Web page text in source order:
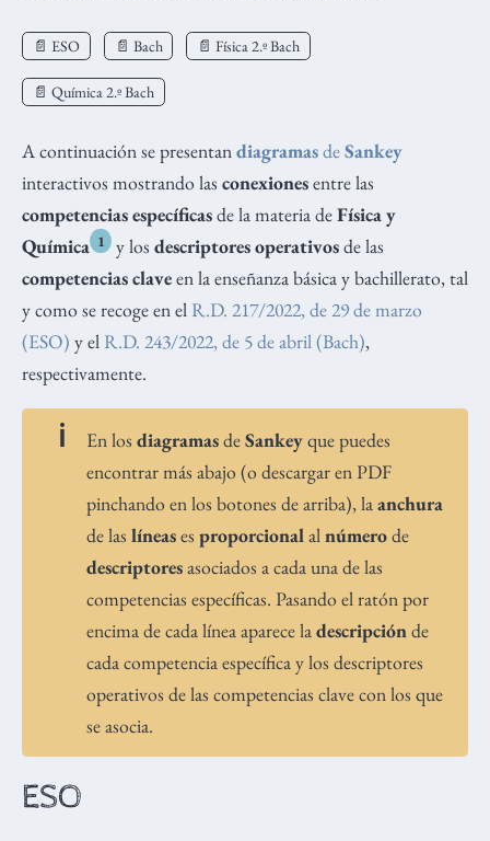
📄 ESO 📄 Bach 📄 Física 2.º Bach
📄 Química 2.º Bach
A continuación se presentandiagramasdeSankey
interactivos mostrando las conexionesentre las
competencias específicasde la materia deFísica y
Química 1 y losdescriptores operativosde las
competencias claveen la enseñanza básica y bachillerato, tal
y como se recoge en elR.D. 217/2022, de 29 de marzo
(ESO) y elR.D. 243/2022, de 5 de abril (Bach),
respectivamente.
En los diagramasdeSankeyque puedes
encontrar más abajo (o descargar en PDF
pinchando en los botones de arriba), laanchura
de las líneases proporcionalalnúmerode
descriptoresasociados a cada una de las
competencias específicas. Pasando el ratón por
encima de cada línea aparece ladescripciónde
cada competencia específica y los descriptores
operativos de las competencias clave con los que
se asocia.
ESO